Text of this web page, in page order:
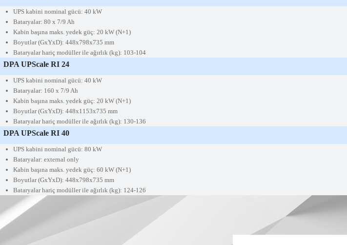
UPS kabini nominal gücü: 40 kW
Bataryalar: 80 x 7/9 Ah
Kabin başına maks. yedek güç: 20 kW (N+1)
Boyutlar(GxYxD): 448x798x735 mm
Bataryalar hariç modüller ile ağırlık (kg): 103-104
DPA UPScale RI 24
UPS kabini nominal gücü: 40 kW
Bataryalar: 160 x 7/9 Ah
Kabin başına maks. yedek güç: 20 kW (N+1)
Boyutlar (GxYxD): 448x1153x735 mm
Bataryalar hariç modüller ile ağırlık (kg): 130-136
DPA UPScale RI 40
UPS kabini nominal gücü: 80 kW
Bataryalar: external only
Kabin başına maks. yedek güç: 60 kW (N+1)
Boyutlar (GxYxD): 448x798x735 mm
Bataryalar hariç modüller ile ağırlık (kg): 124-126